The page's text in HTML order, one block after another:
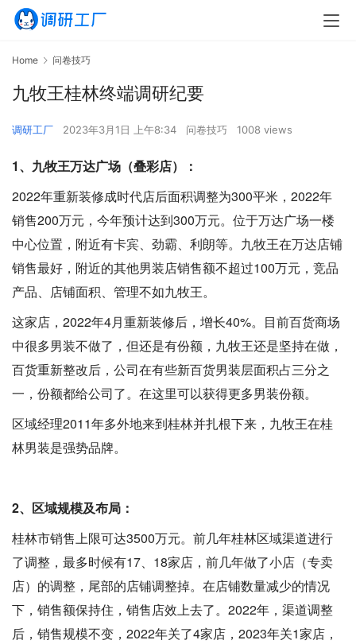
Home 问卷技巧
九牧王桂林终端调研纪要
调研工厂 2023年3月1日 上午8:34 问卷技巧 1008 views
1、九牧王万达广场（叠彩店）：
2022年重新装修成时代店后面积调整为300平米，2022年
销售200万元，今年预计达到300万元。位于万达广场一楼
中心位置，附近有卡宾、劲霸、利朗等。九牧王在万达店铺
销售最好，附近的其他男装店销售额不超过100万元，竞品
产品、店铺面积、管理不如九牧王。
这家店，2022年4月重新装修后，增长40%。目前百货商场
中很多男装不做了，但还是有份额，九牧王还是坚持在做，
百货重新整改后，公司在有些新百货男装层面积占三分之
一，份额都给公司了。在这里可以获得更多男装份额。
区域经理2011年多外地来到桂林并扎根下来，九牧王在桂
林男装是强势品牌。
2、区域规模及布局：
桂林市销售上限可达3500万元。前几年桂林区域渠道进行
了调整，最多时候有17、18家店，前几年做了小店（专卖
店）的调整，尾部的店铺调整掉。在店铺数量减少的情况
下，销售额保持住，销售店效上去了。2022年，渠道调整
后，销售规模不变，2022年关了4家店，2023年关1家店，